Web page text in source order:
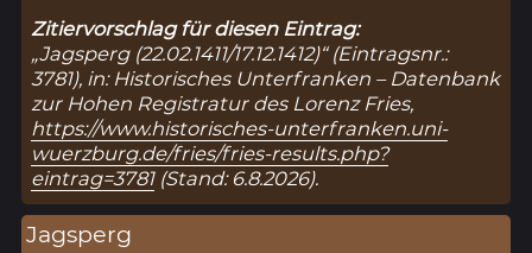
Zitiervorschlag für diesen Eintrag:
„Jagsperg (22.02.1411/17.12.1412)“ (Eintragsnr.:
3781), in: Historisches Unterfranken – Datenbank
zur Hohen Registratur des Lorenz Fries,
https://www.historisches-unterfranken.uni-
wuerzburg.de/fries/fries-results.php?
eintrag=3781(Stand: 6.8.2026).
Jagsperg